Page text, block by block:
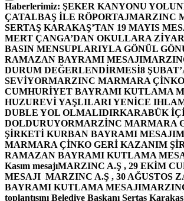
Haberlerimiz: ŞEKER KANYONU
ÇATALBAŞ İLE RÖPORTAJMARZINC
SERTAŞ KARAKAŞ’TAN 19 MAYIS
MERT ÇANGA’DAN OKULLARA
BASIN MENSUPLARIYLA GÖNÜL
RAMAZAN BAYRAMI MESAJI
DURUM DEĞERLENDİRMESİ8
SEVİYORMARZINC MARMARA
CUMHURİYET BAYRAMI KUTLAMA
HUZUREVİ YAŞLILARI YENİCE
DUBLE YOL OLMALIDIRKARABÜK
DOLDURUYORMARZİNC MARMARA
ŞİRKETİ KURBAN BAYRAMI MESAJI
MARMARA ÇİNKO GERİ KAZANIM
RAMAZAN BAYRAMI KUTLAMA
Kasım mesajıMARZINC A.Ş , 29 EKİM
MESAJI MARZINC A.Ş , 30 AĞUSTOS
BAYRAMI KUTLAMA MESAJI
toplantısını Belediye Başkanı Sertaş